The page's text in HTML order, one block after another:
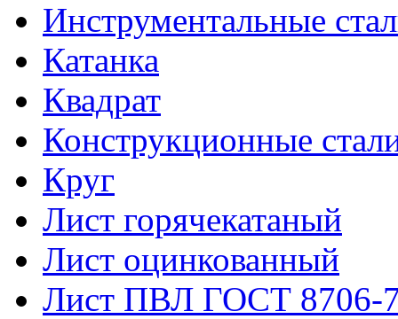
Инструментальные
Катанка
Квадрат
Конструкционные
Круг
Лист горячекатаный
Лист оцинкованный
Лист ПВЛ ГОСТ 8706-